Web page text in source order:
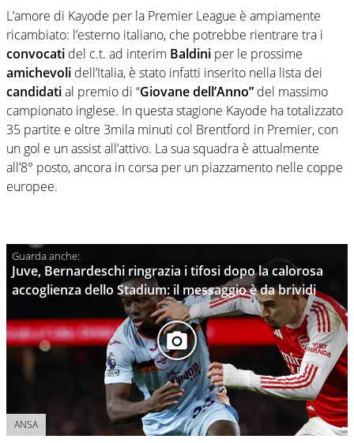
L’amore di Kayode per la Premier League è ampiamente
ricambiato: l’esterno italiano, che potrebbe rientrare tra i
convocati del c.t. ad interim Baldini per le prossime
amichevoli dell’Italia, è stato infatti inserito nella lista dei
candidatial premio di “Giovane dell’Anno” del massimo
campionato inglese. In questa stagione Kayode ha totalizzato
35 partite e oltre 3mila minuti col Brentford in Premier, con
un gol e un assist all’attivo. La sua squadra è attualmente
all’8° posto, ancora in corsa per un piazzamento nelle coppe
europee.
Juve, Bernardeschi ringrazia i tifosi dopo la calorosa
accoglienza dello Stadium: il messaggio è da brividi
ANSA